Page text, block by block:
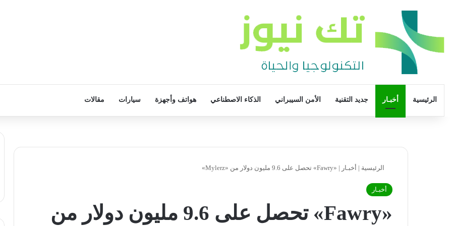
الرئيسية أخبـار جديد التقنية الأمن السيبراني الذكاء الاصطناعي هواتف وأجهزة سيارات مقالات
الرئيسية | أخبـار | «Fawry» تحصل على 9.6 مليون دولار من «Mylerz»
أخبـار
«Fawry» تحصل على 9.6 مليون دولار من